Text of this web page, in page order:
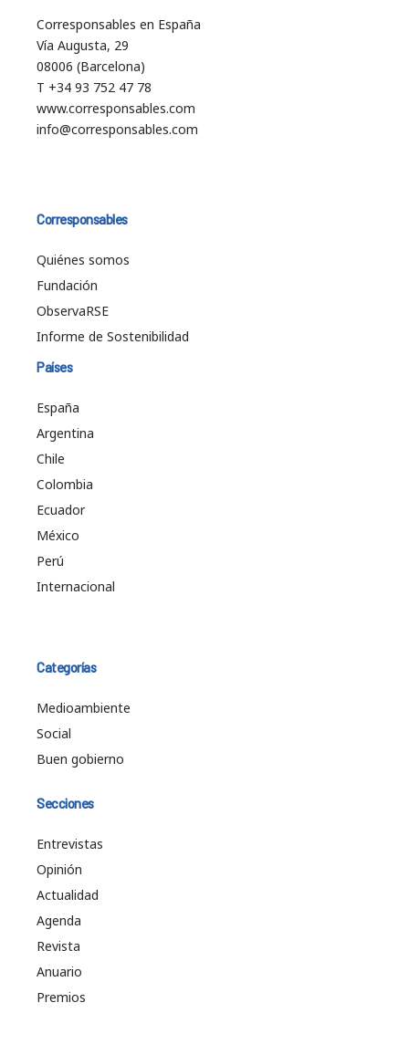
Corresponsables en España
Vía Augusta, 29
08006 (Barcelona)
T +34 93 752 47 78
www.corresponsables.com
info@corresponsables.com
Corresponsables
Quiénes somos
Fundación
ObservaRSE
Informe de Sostenibilidad
Países
España
Argentina
Chile
Colombia
Ecuador
México
Perú
Internacional
Categorías
Medioambiente
Social
Buen gobierno
Secciones
Entrevistas
Opinión
Actualidad
Agenda
Revista
Anuario
Premios